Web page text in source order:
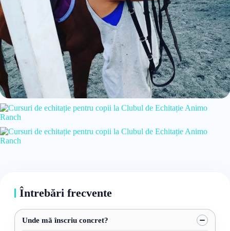
Întrebări frecvente
Unde mă înscriu concret?